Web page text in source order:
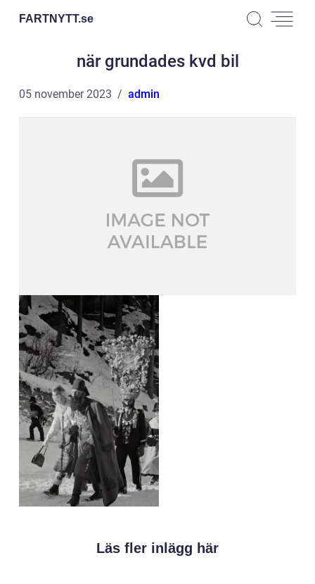
FARTNYTT.se
när grundades kvd bil
05 november 2023 admin
Läs fler inlägg här